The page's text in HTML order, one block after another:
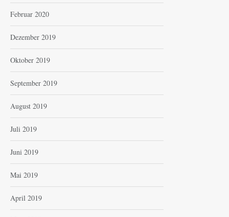
Februar 2020
Dezember 2019
Oktober 2019
September 2019
August 2019
Juli 2019
Juni 2019
Mai 2019
April 2019